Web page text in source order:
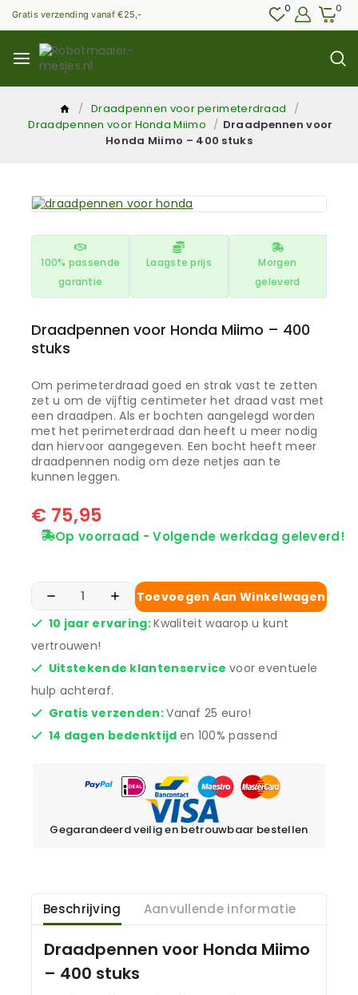
Gratis verzending vanaf €25,- 0 0
/ Draadpennen voor perimeterdraad
/
Draadpennen voor Honda Miimo / Draadpennen voor
Honda Miimo – 400 stuks
100% passende
garantie
Laagste prijs
Morgen
geleverd
Draadpennen voor Honda Miimo – 400
stuks
Om perimeterdraad goed en strak vast te zetten
zet u om de vijftig centimeter het draad vast met
een draadpen. Als er bochten aangelegd worden
met het perimeterdraad dan heeft u meer nodig
dan hiervoor aangegeven. Een bocht heeft meer
draadpennen nodig om deze netjes aan te
kunnen leggen.
€ 75,95
Op voorraad - Volgende werkdag geleverd!
Toevoegen Aan Winkelwagen
10 jaar ervaring:Kwaliteit waarop u kunt
vertrouwen!
Uitstekende klantenservice voor eventuele
hulp achteraf.
Gratis verzenden:Vanaf 25 euro!
14 dagen bedenktijd en 100% passend
Gegarandeerd veilig en betrouwbaar bestellen
Beschrijving Aanvullende informatie
Draadpennen voor Honda Miimo
– 400 stuks